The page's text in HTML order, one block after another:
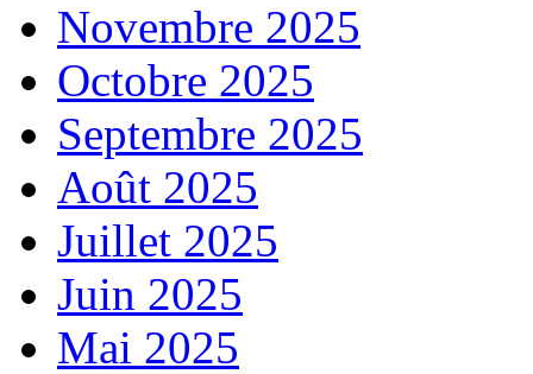
Novembre 2025
Octobre 2025
Septembre 2025
Août 2025
Juillet 2025
Juin 2025
Mai 2025